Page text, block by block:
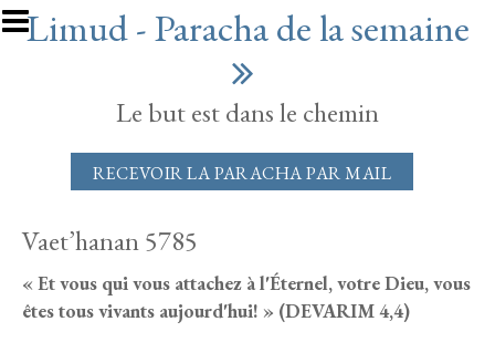
Aller au contenu principal
Limud - Paracha de la semaine
Le but est dans le chemin
RECEVOIR LA PARACHA PAR MAIL
Vaet’hanan 5785
« Et vous qui vous attachez à l'Éternel, votre Dieu, vous
êtes tous vivants aujourd'hui! » (DEVARIM 4,4)